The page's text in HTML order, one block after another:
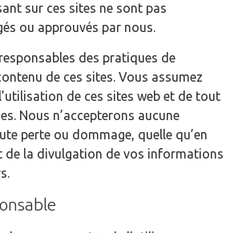
sur ces sites ne sont pas
ou approuvés par nous.
des pratiques de
de ces sites. Vous assumez
de ces sites web et de tout
Nous n’accepterons aucune
perte ou dommage, quelle qu’en
de la divulgation de vos informations